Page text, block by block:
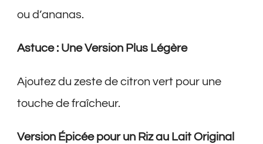
ou d’ananas.
Astuce : Une Version Plus Légère
Ajoutez du zeste de citron vert pour une
touche de fraîcheur.
Version Épicée pour un Riz au Lait Original